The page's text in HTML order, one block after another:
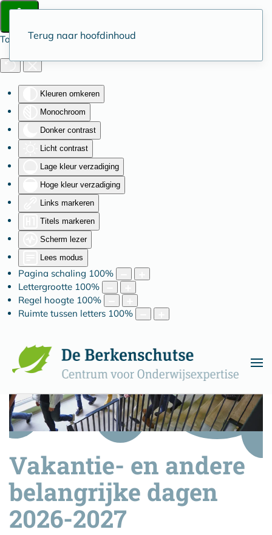
Toegankelijkheid
Kleuren omkeren
Monochroom
Donker contrast
Licht contrast
Lage kleur verzadiging
Hoge kleur verzadiging
Links markeren
Titels markeren
Scherm lezer
Lees modus
Pagina schaling 100%
Lettergrootte 100%
Regel hoogte 100%
Ruimte tussen letters 100%
Terug naar hoofdinhoud
Vakantie- en andere
belangrijke dagen
2026-2027